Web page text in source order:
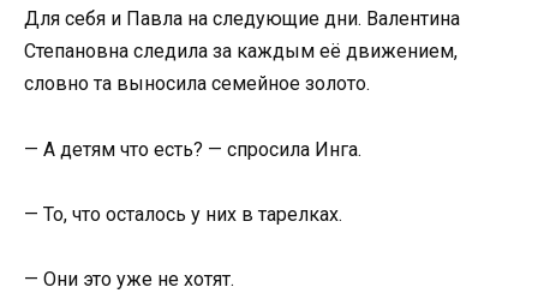
Для себя и Павла на следующие дни. Валентина
Степановна следила за каждым её движением,
словно та выносила семейное золото.
— А детям что есть? — спросила Инга.
— То, что осталось у них в тарелках.
— Они это уже не хотят.